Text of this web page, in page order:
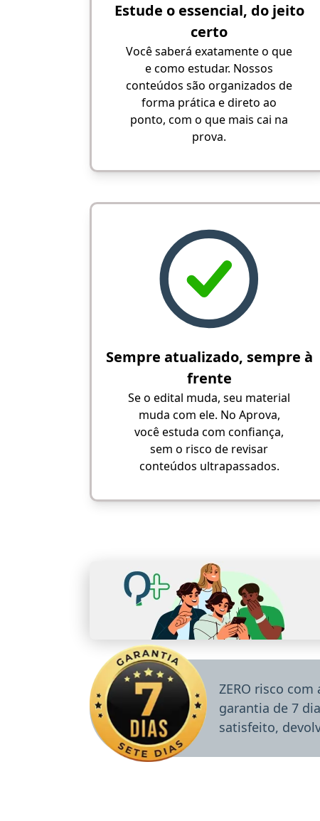
Estude o essencial, do jeito
certo
Você saberá exatamente o que
e como estudar. Nossos
conteúdos são organizados de
forma prática e direto ao
ponto, com o que mais cai na
prova.
Sempre atualizado, sempre à
frente
Se o edital muda, seu material
muda com ele. No Aprova,
você estuda com confiança,
sem o risco de revisar
conteúdos ultrapassados.
ZERO risco
garantia de 7
satisfeito,